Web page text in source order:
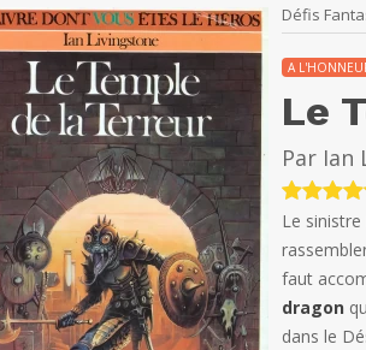
Défis
A
Le
Par Ian
Le sinistre
faut
dragon
dans le